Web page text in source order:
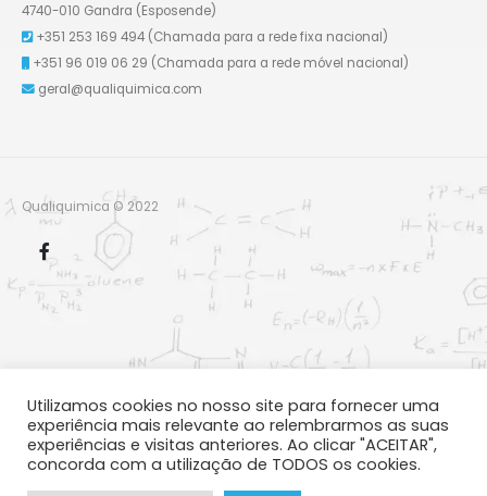
4740-010 Gandra (Esposende)
+351 253 169 494 (Chamada para a rede fixa nacional)
+351 96 019 06 29 (Chamada para a rede móvel nacional)
geral@qualiquimica.com
Qualiquimica © 2022
Utilizamos cookies no nosso site para fornecer uma
experiência mais relevante ao relembrarmos as suas
experiências e visitas anteriores. Ao clicar "ACEITAR",
concorda com a utilização de TODOS os cookies.